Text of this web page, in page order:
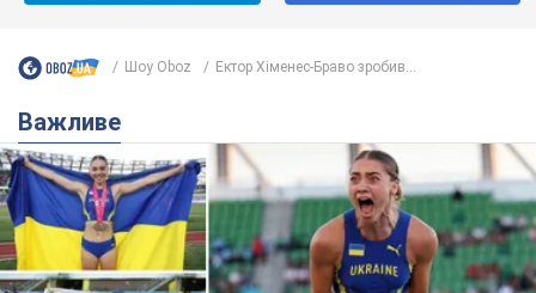
Шоу Oboz Ектор Хіменес-Браво зробив...
Важливе